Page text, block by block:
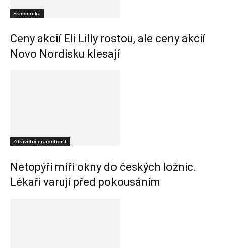
Ekonomika
Ceny akcií Eli Lilly rostou, ale ceny akcií
Novo Nordisku klesají
Zdravotní gramotnost
Netopýři míří okny do českých ložnic.
Lékaři varují před pokousáním